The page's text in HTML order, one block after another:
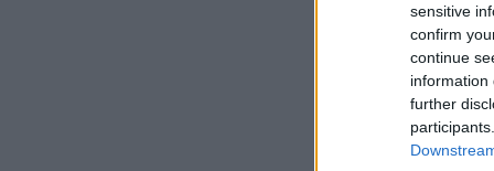
sensitive
confirm
continue
information
further